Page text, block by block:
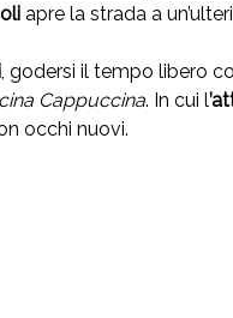
apre la strada a
, godersi il tempo libero
Cappuccina. In cui l
occhi nuovi.